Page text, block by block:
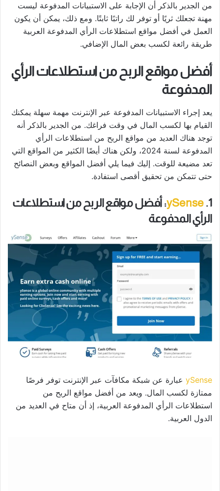
من الجدير بالذكر أن الإجابة على الاستبيانات المدفوعة ليست
مهنة تجعلك ثريًا أو توفر لك راتبًا ثابتًا. ومع ذلك، يمكن أن يكون
العمل في أفضل مواقع استطلاعات الرأي المدفوعة العربية
طريقة رائعة لكسب بعض المال الإضافي.
أفضل مواقع الربح من استطلاعات الرأي
المدفوعة
يعد إجراء الاستبيانات المدفوعة عبر الإنترنت مهمة سهلة يمكنك
القيام بها لكسب المال في وقت فراغك. من الجدير بالذكر أنه
توجد هناك العديد من مواقع الربح من استطلاعات الرأي
المدفوعة لسنة 2024، ولكن هناك أيضًا الكثير من المواقع التي
تعد مضيعة للوقت. إليك فيما يلي أفضل المواقع وبعض النصائح
حتى تتمكن من تحقيق أقصى استفادة.
1.
ySense: أفضل مواقع الربح من استطلاعات
الرأي المدفوعة
ySense عبارة عن شبكة مكافآت عبر الإنترنت توفر فرصًا
ممتازة لكسب المال. ويعد من أفضل مواقع الربح من
استطلاعات الرأي المدفوعة العربية، إذ أن متاح في العديد من
الدول العربية.